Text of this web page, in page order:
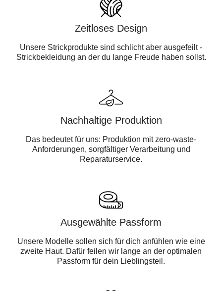
Zeitloses Design
Unsere Strickprodukte sind schlicht aber ausgefeilt -
Strickbekleidung an der du lange Freude haben sollst.
Nachhaltige Produktion
Das bedeutet für uns: Produktion mit zero-waste-
Anforderungen, sorgfältiger Verarbeitung und
Reparaturservice.
Ausgewählte Passform
Unsere Modelle sollen sich für dich anfühlen wie eine
zweite Haut. Dafür feilen wir lange an der optimalen
Passform für dein Lieblingsteil.